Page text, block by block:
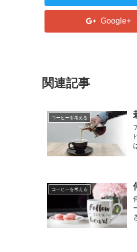
Google+
関連記事
コーヒーを考える
コーヒーを考える